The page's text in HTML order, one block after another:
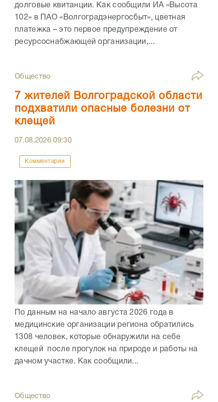
долговые квитанции. Как сообщили ИА «Высота
102» в ПАО «Волгоградэнергосбыт», цветная
платежка – это первое предупреждение от
ресурсоснабжающей организации,...
Общество
7 жителей Волгоградской области
подхватили опасные болезни от
клещей
07.08.202609:30
Комментарии
По данным на начало августа 2026 года в
медицинские организации региона обратились
1308 человек, которые обнаружили на себе
клещей после прогулок на природе и работы на
дачном участке. Как сообщили...
Общество